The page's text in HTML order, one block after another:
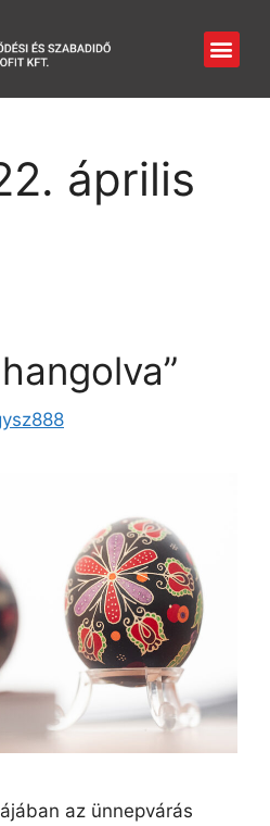
április
az ünnepvárás